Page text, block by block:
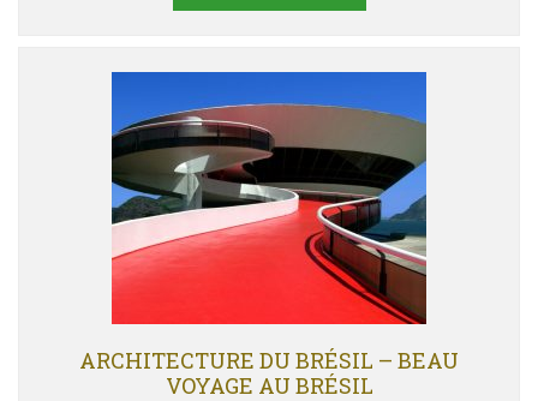
ARCHITECTURE DU BRÉSIL – BEAU
VOYAGE AU BRÉSIL